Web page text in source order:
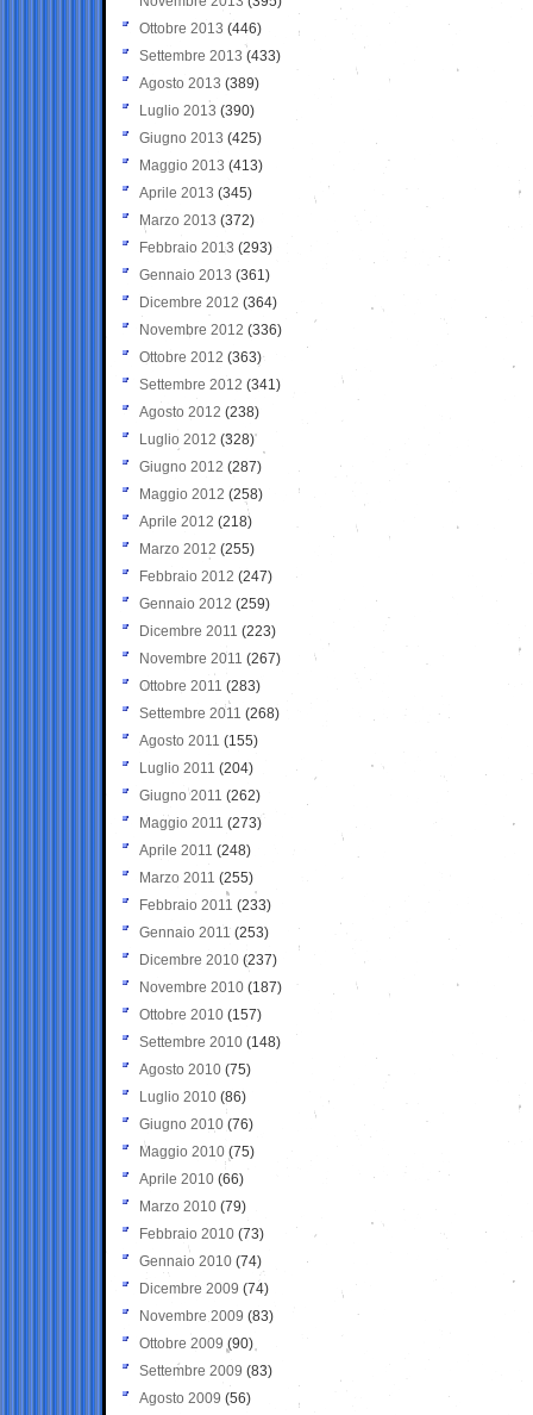
Ottobre 2013 (446)
Settembre 2013 (433)
Agosto 2013 (389)
Luglio 2013 (390)
Giugno 2013 (425)
Maggio 2013 (413)
Aprile 2013 (345)
Marzo 2013 (372)
Febbraio 2013 (293)
Gennaio 2013 (361)
Dicembre 2012 (364)
Novembre 2012 (336)
Ottobre 2012 (363)
Settembre 2012 (341)
Agosto 2012 (238)
Luglio 2012 (328)
Giugno 2012 (287)
Maggio 2012 (258)
Aprile 2012 (218)
Marzo 2012 (255)
Febbraio 2012 (247)
Gennaio 2012 (259)
Dicembre 2011 (223)
Novembre 2011 (267)
Ottobre 2011 (283)
Settembre 2011 (268)
Agosto 2011 (155)
Luglio 2011 (204)
Giugno 2011 (262)
Maggio 2011 (273)
Aprile 2011 (248)
Marzo 2011 (255)
Febbraio 2011 (233)
Gennaio 2011 (253)
Dicembre 2010 (237)
Novembre 2010 (187)
Ottobre 2010 (157)
Settembre 2010 (148)
Agosto 2010 (75)
Luglio 2010 (86)
Giugno 2010 (76)
Maggio 2010 (75)
Aprile 2010 (66)
Marzo 2010 (79)
Febbraio 2010 (73)
Gennaio 2010 (74)
Dicembre 2009 (74)
Novembre 2009 (83)
Ottobre 2009 (90)
Settembre 2009 (83)
Agosto 2009 (56)